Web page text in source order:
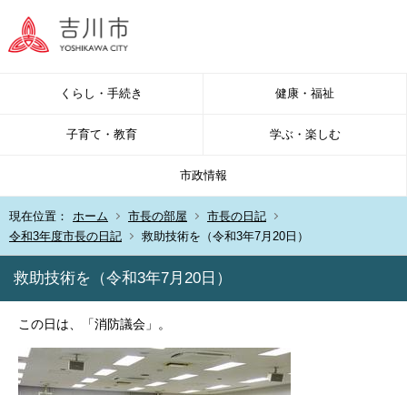
くらし・手続き 健康・福祉
子育て・教育 学ぶ・楽しむ
市政情報
現在位置： ホーム 市長の部屋
市長の日記
令和3年度市長の日記
救助技術を（令和3年7月20日）
救助技術を（令和3年7月20日）
この日は、「消防議会」。